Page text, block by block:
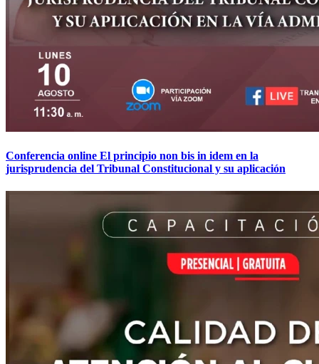
Conferencia online El principio non bis in idem en la
jurisprudencia del Tribunal Constitucional y su aplicación